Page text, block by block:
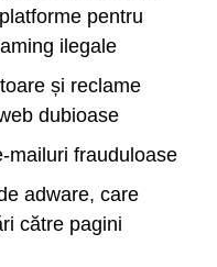
pentru
ilegale
și reclame
dubioase
mailuri frauduloase
adware, care
către pagini